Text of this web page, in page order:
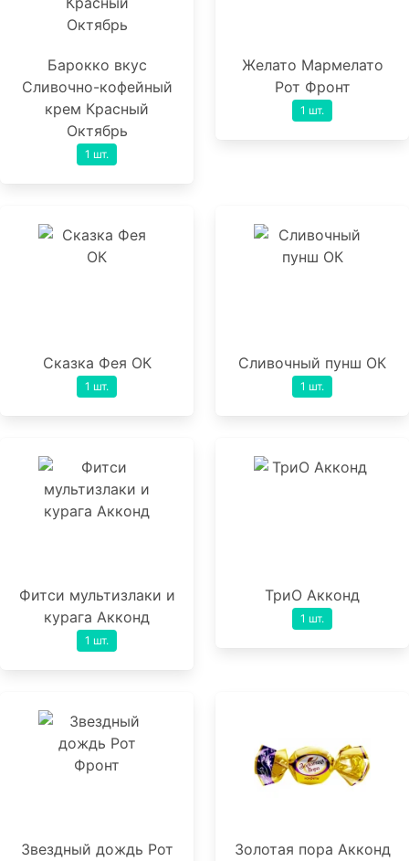
Барокко вкус
Сливочно-кофейный
крем Красный
Октябрь
1 шт.
Желато Мармелато
Рот Фронт
1 шт.
Сказка Фея ОК
1 шт.
Сливочный пунш ОК
1 шт.
Фитси мультизлаки и
курага Акконд
1 шт.
ТриО Акконд
1 шт.
Звездный дождь Рот
Золотая пора Акконд